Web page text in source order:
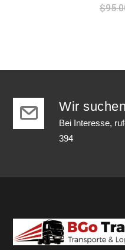
$
Wir
Bei Interesse,
394